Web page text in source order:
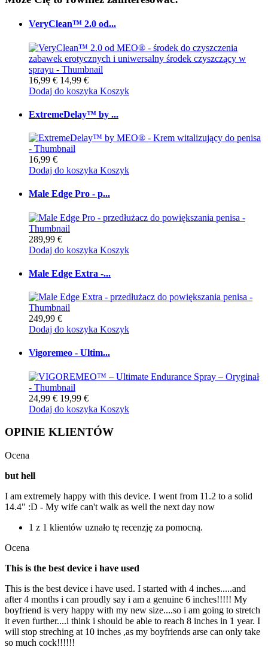
VeryClean™ 2.0 od...
16,99 € 14,99 €
Dodaj do koszyka Koszyk
ExtremeDelay™ by ...
16,99 €
Dodaj do koszyka Koszyk
Male Edge Pro - p...
289,99 €
Dodaj do koszyka Koszyk
Male Edge Extra -...
249,99 €
Dodaj do koszyka Koszyk
Vigoremeo - Ultim...
24,99 € 19,99 €
Dodaj do koszyka Koszyk
OPINIE KLIENTÓW
Ocena
but hell
I am extremely happy with this device. I went from 11.2 to a solid
14.4" :D - My wife can't walk as well the next day now
1 z 1 klientów uznało tę recenzję za pomocną.
Ocena
This is the best device i have used
This is the best device i have used. I started with 4 inches.....and
after 4 months i can proudly say i am a genuine 6 inches!!!!! My
boyfriend is very happy with my new size....so i am going to stretch
it even further....i think i should be able to reach 8 inches in 1 year. I
will stop streching at 10 inches ,as my boyfriends arse can only take
so much cock!!!!!!